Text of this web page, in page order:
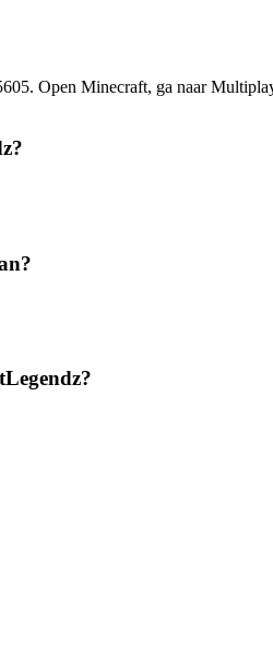
Open Minecraft, ga naar